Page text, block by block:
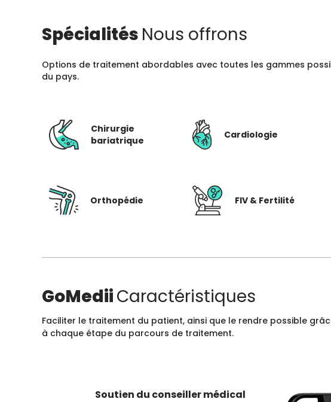
Spécialités Nous offrons
Options de traitement abordables avec toutes les gammes
du pays.
Chirurgie
bariatrique
Cardiologie
Orthopédie FIV & Fertilité
GoMediiCaractéristiques
Faciliter le traitement du patient, ainsi que le rendre possible
à chaque étape du parcours de traitement.
Soutien du conseiller médical